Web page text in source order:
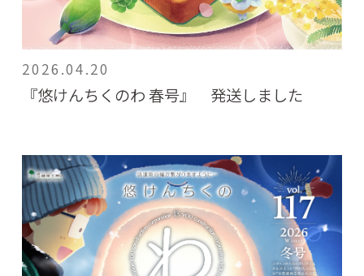
2026.04.20
『悠けんちくのわ 春号』 発送しました